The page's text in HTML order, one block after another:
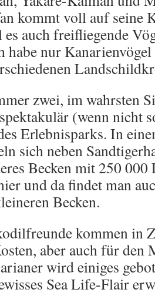
kommt voll auf seine
auch freifliegende
habe nur
zwei, im wahrsten
(wenn nicht
Erlebnisparks. In
sich neben
Becken mit 250
und da findet man
Becken.
kommen in
aber auch für den
wird einiges
Sea Life-Flair